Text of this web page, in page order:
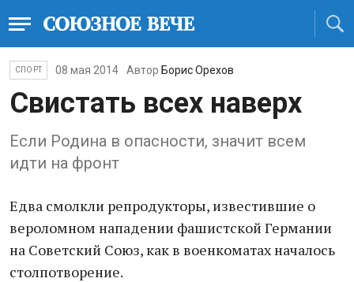
СПОРТ 08 мая 2014 Автор Борис Орехов
Свистать всех наверх
Если Родина в опасности, значит всем
идти на фронт
Едва смолкли репродукторы, известившие о
вероломном нападении фашистской Германии
на Советский Союз, как в военкоматах началось
столпотворение.